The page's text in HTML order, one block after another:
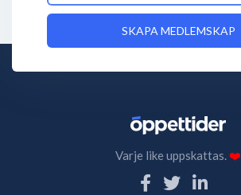
SKAPA MEDLEMSKAP
Varje like uppskattas.❤️